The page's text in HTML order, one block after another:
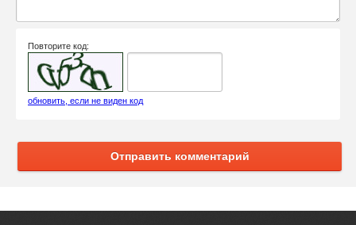
Повторите код:
обновить, если не виден код
Отправить комментарий